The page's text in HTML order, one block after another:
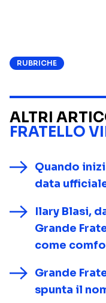
RUBRICHE
ALTRI
FRATELLO
Quando
data
Ilary Blasi,
Grande
come
Grande
spunta il